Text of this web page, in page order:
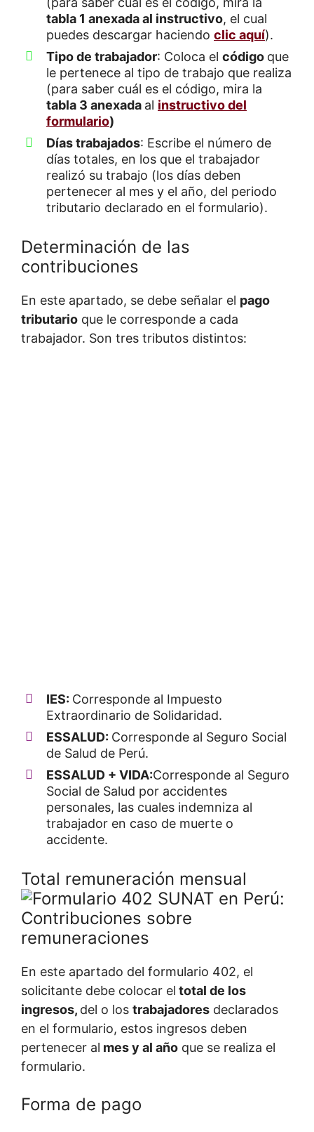
tabla 1 anexada al instructivo, el cual
puedes descargar haciendo clic aquí).
Tipo de trabajador: Coloca el código que
le pertenece al tipo de trabajo que realiza
(para saber cuál es el código, mira la
tabla 3 anexada al instructivo del
formulario)
Días trabajados: Escribe el número de
días totales, en los que el trabajador
realizó su trabajo (los días deben
pertenecer al mes y el año, del periodo
tributario declarado en el formulario).
Determinación de las
contribuciones
En este apartado, se debe señalar el pago
tributario que le corresponde a cada
trabajador. Son tres tributos distintos:
IES: Corresponde al Impuesto
Extraordinario de Solidaridad.
ESSALUD: Corresponde al Seguro Social
de Salud de Perú.
ESSALUD + VIDA:Corresponde al Seguro
Social de Salud por accidentes
personales, las cuales indemniza al
trabajador en caso de muerte o
accidente.
Total remuneración mensual
En este apartado del formulario 402, el
solicitante debe colocar el total de los
ingresos, del o los trabajadores declarados
en el formulario, estos ingresos deben
pertenecer al mes y al año que se realiza el
formulario.
Forma de pago